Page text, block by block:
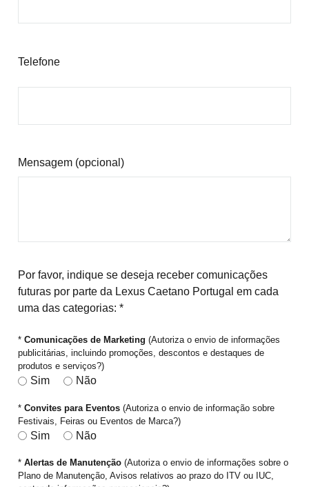
Telefone
Mensagem (opcional)
Por favor, indique se deseja receber comunicações
futuras por parte da Lexus Caetano Portugal em cada
uma das categorias: *
*Comunicações de Marketing (Autoriza o envio de informações
publicitárias, incluindo promoções, descontos e destaques de
produtos e serviços?)
Sim Não
*Convites para Eventos(Autoriza o envio de informação sobre
Festivais, Feiras ou Eventos de Marca?)
Sim Não
*Alertas de Manutenção(Autoriza o envio de informações sobre o
Plano de Manutenção, Avisos relativos ao prazo do ITV ou IUC,